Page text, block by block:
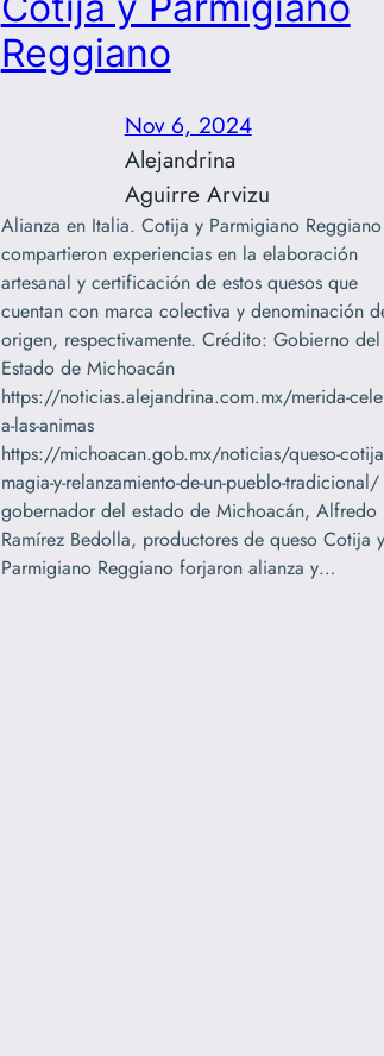
Reggiano
Nov 6, 2024
Alejandrina
Aguirre Arvizu
Alianza en Italia. Cotija y Parmigiano Reggiano
compartieron experiencias en la elaboración
artesanal y certificación de estos quesos que
cuentan con marca colectiva y denominación
origen, respectivamente. Crédito: Gobierno del
Estado de Michoacán
https://noticias.alejandrina.com.mx/merida-
a-las-animas
https://michoacan.gob.mx/noticias/queso-
magia-y-relanzamiento-de-un-pueblo-tradicional/
gobernador del estado de Michoacán, Alfredo
Ramírez Bedolla, productores de queso Cotija y
Parmigiano Reggiano forjaron alianza y…